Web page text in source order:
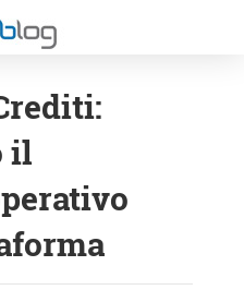
il